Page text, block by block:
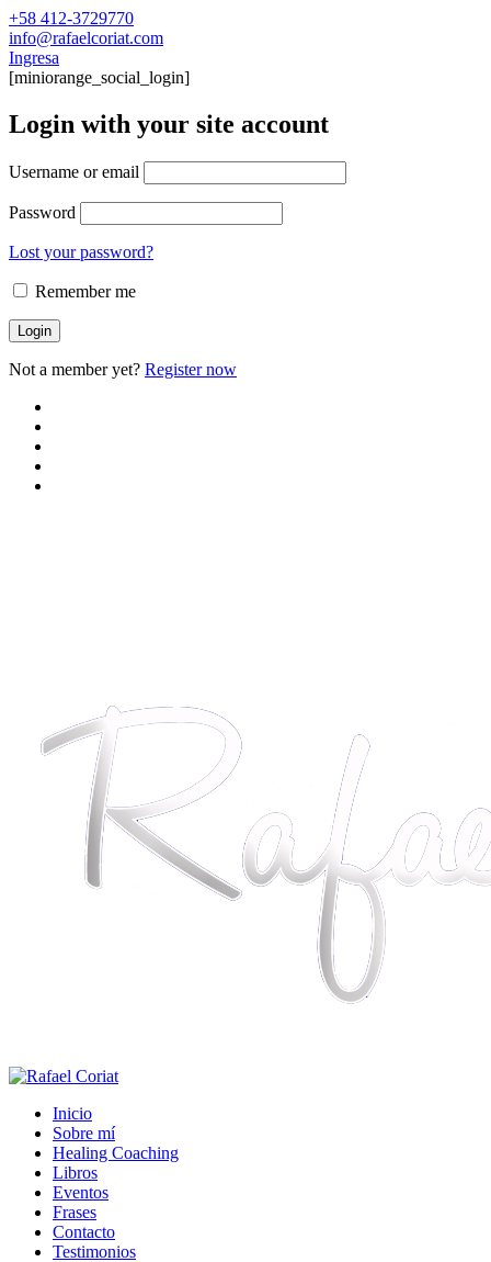
+58 412-3729770
info@rafaelcoriat.com
Ingresa
[miniorange_social_login]
Login with your site account
Username or email
Password
Lost your password?
Remember me
Not a member yet? Register now
Inicio
Sobre mí
Healing Coaching
Libros
Eventos
Frases
Contacto
Testimonios